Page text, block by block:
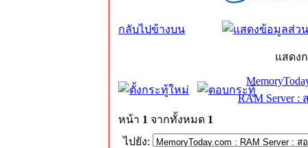
กลับไปข้างบน
แสดง
RAM Server :
หน้า 1 จากทั้งหมด 1
ไปยัง: